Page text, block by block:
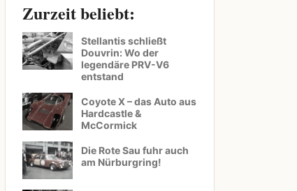
Zurzeit beliebt:
Stellantis schließt
Douvrin: Wo der
legendäre PRV-V6
entstand
Coyote X – das Auto aus
Hardcastle &
McCormick
Die Rote Sau fuhr auch
am Nürburgring!